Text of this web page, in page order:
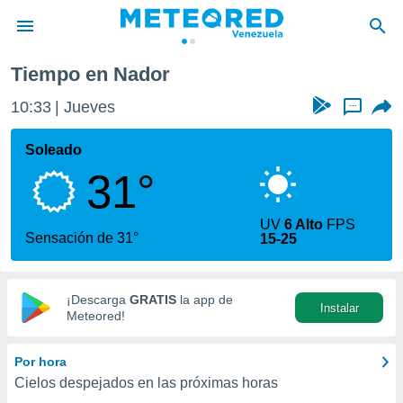
de
ha
calidad.
a este
las
y
digital
basada
Tiempo en Nador
10:33 Jueves ...
Soleado
31°
Sensación de 31°
UV6 Alto FPS
15-25
¡Descarga GRATIS la app de
Meteored!
Instalar
Por hora
Cielos despejados en las próximas horas